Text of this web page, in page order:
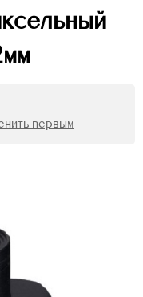
первым